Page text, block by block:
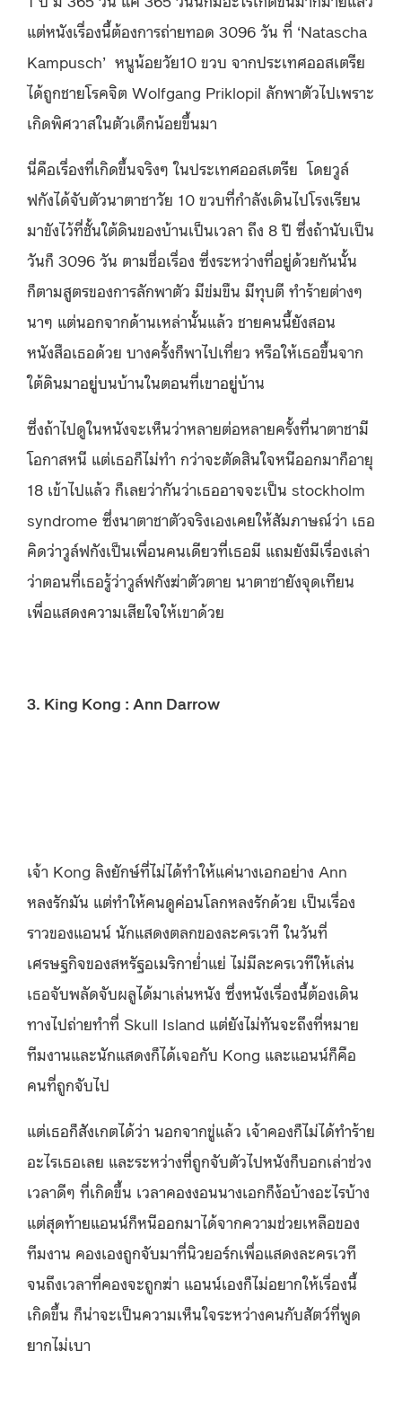
แต่หนังเรื่องนี้ต้องการถ่ายทอด 3096 วัน ที่ ‘Natascha
Kampusch’ หนูน้อยวัย10 ขวบ จากประเทศออสเตรีย
ได้ถูกชายโรคจิต Wolfgang Priklopil ลักพาตัวไปเพราะ
เกิดพิศวาสในตัวเด็กน้อยขึ้นมา
นี่คือเรื่องที่เกิดขึ้นจริงๆ ในประเทศออสเตรีย โดยวูล์
ฟกังได้จับตัวนาตาชาวัย 10 ขวบที่กำลังเดินไปโรงเรียน
มาขังไว้ที่ชั้นใต้ดินของบ้านเป็นเวลา ถึง 8 ปี ซึ่งถ้านับเป็น
วันก็ 3096 วัน ตามชื่อเรื่อง ซึ่งระหว่างที่อยู่ด้วยกันนั้น
ก็ตามสูตรของการลักพาตัว มีข่มขืน มีทุบตี ทำร้ายต่างๆ
นาๆ แต่นอกจากด้านเหล่านั้นแล้ว ชายคนนี้ยังสอน
หนังสือเธอด้วย บางครั้งก็พาไปเที่ยว หรือให้เธอขึ้นจาก
ใต้ดินมาอยู่บนบ้านในตอนที่เขาอยู่บ้าน
ซึ่งถ้าไปดูในหนังจะเห็นว่าหลายต่อหลายครั้งที่นาตาชามี
โอกาสหนี แต่เธอก็ไม่ทำ กว่าจะตัดสินใจหนีออกมาก็อายุ
18 เข้าไปแล้ว ก็เลยว่ากันว่าเธออาจจะเป็น stockholm
syndrome ซึ่งนาตาชาตัวจริงเองเคยให้สัมภาษณ์ว่า เธอ
คิดว่าวูล์ฟกังเป็นเพื่อนคนเดียวที่เธอมี แถมยังมีเรื่องเล่า
ว่าตอนที่เธอรู้ว่าวูล์ฟกังฆ่าตัวตาย นาตาชายังจุดเทียน
เพื่อแสดงความเสียใจให้เขาด้วย
3. King Kong : Ann Darrow
เจ้า Kong ลิงยักษ์ที่ไม่ได้ทำให้แค่นางเอกอย่าง Ann
หลงรักมัน แต่ทำให้คนดูค่อนโลกหลงรักด้วย เป็นเรื่อง
ราวของแอนน์ นักแสดงตลกของละครเวที ในวันที่
เศรษฐกิจของสหรัฐอเมริกาย่ำแย่ ไม่มีละครเวทีให้เล่น
เธอจับพลัดจับผลูได้มาเล่นหนัง ซึ่งหนังเรื่องนี้ต้องเดิน
ทางไปถ่ายทำที่ Skull Island แต่ยังไม่ทันจะถึงที่หมาย
ทีมงานและนักแสดงก็ได้เจอกับ Kong และแอนน์ก็คือ
คนที่ถูกจับไป
แต่เธอก็สังเกตได้ว่า นอกจากขู่แล้ว เจ้าคองก็ไม่ได้ทำร้าย
อะไรเธอเลย และระหว่างที่ถูกจับตัวไปหนังก็บอกเล่าช่วง
เวลาดีๆ ที่เกิดขึ้น เวลาคองงอนนางเอกก็ง้อบ้างอะไรบ้าง
แต่สุดท้ายแอนน์ก็หนีออกมาได้จากความช่วยเหลือของ
ทีมงาน คองเองถูกจับมาที่นิวยอร์กเพื่อแสดงละครเวที
จนถึงเวลาที่คองจะถูกฆ่า แอนน์เองก็ไม่อยากให้เรื่องนี้
เกิดขึ้น ก็น่าจะเป็นความเห็นใจระหว่างคนกับสัตว์ที่พูด
ยากไม่เบา